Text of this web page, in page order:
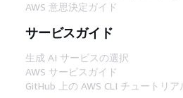
AWS 意思決定ガイド
サービスガイド
生成 AI サービスの選択
AWS サービスガイド
GitHub 上の AWS CLI チュートリア